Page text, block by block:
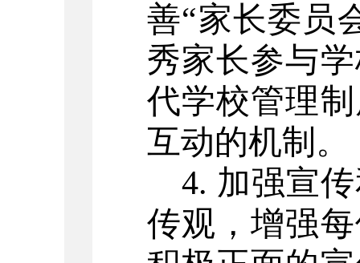
善“家长委员
秀家长参与
代学校管理
互动的机制。
4. 加强宣
传观，增强